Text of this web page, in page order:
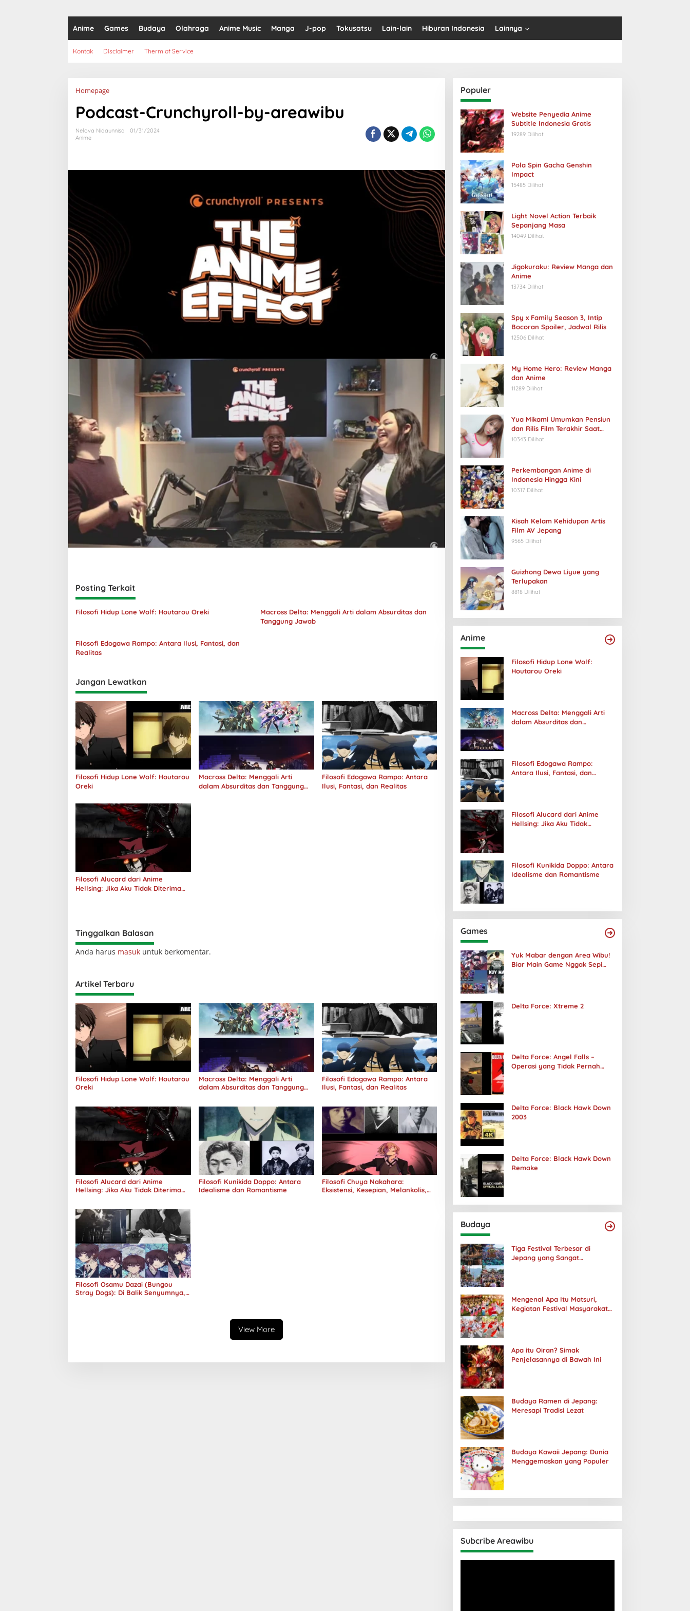
Anime Games Budaya Olahraga Anime Music Manga J-pop Tokusatsu Lain-lain Hiburan Indonesia Lainnya
Kontak Disclaimer Therm of Service
HomepageLampiran
Podcast-Crunchyroll-by-areawibu
Nelova Nidaunnisa
01/31/2024
Anime
Posting Terkait
Filosofi Hidup Lone Wolf: Houtarou Oreki
Macross Delta: Menggali Arti dalam Absurditas dan
Tanggung Jawab
Filosofi Edogawa Rampo: Antara Ilusi, Fantasi, dan
Realitas
Jangan Lewatkan
Filosofi Hidup Lone Wolf: Houtarou
Oreki
Macross Delta: Menggali Arti
dalam Absurditas dan Tanggung
Filosofi Edogawa Rampo: Antara
Ilusi, Fantasi, dan Realitas
Filosofi Alucard dari Anime
Hellsing: Jika Aku Tidak Diterima
Tinggalkan Balasan
Anda harus masuk untuk berkomentar.
Artikel Terbaru
Filosofi Hidup Lone Wolf: Houtarou
Oreki
Macross Delta: Menggali Arti
dalam Absurditas dan Tanggung
Filosofi Edogawa Rampo: Antara
Ilusi, Fantasi, dan Realitas
Filosofi Alucard dari Anime
Hellsing: Jika Aku Tidak Diterima
Filosofi Kunikida Doppo: Antara
Idealisme dan Romantisme
Filosofi Chuya Nakahara:
Eksistensi, Kesepian, Melankolis,
Filosofi Osamu Dazai (Bungou
Stray Dogs): Di Balik Senyumnya,
View More
Populer
Website Penyedia Anime
Subtitle Indonesia Gratis
19289 Dilihat
Pola Spin Gacha Genshin
Impact
15485 Dilihat
Light Novel Action Terbaik
Sepanjang Masa
14049 Dilihat
Jigokuraku: Review Manga dan
Anime
13734 Dilihat
Spy x Family Season 3, Intip
Bocoran Spoiler, Jadwal Rilis
12506 Dilihat
My Home Hero: Review Manga
dan Anime
11289 Dilihat
Yua Mikami Umumkan Pensiun
dan Rilis Film Terakhir Saat
Ulang Tahun
10343 Dilihat
Perkembangan Anime di
Indonesia Hingga Kini
10317 Dilihat
Kisah Kelam Kehidupan Artis
Film AV Jepang
9565 Dilihat
Guizhong Dewa Liyue yang
Terlupakan
8818 Dilihat
Anime
Filosofi Hidup Lone Wolf:
Houtarou Oreki
Macross Delta: Menggali Arti
dalam Absurditas dan
Filosofi Edogawa Rampo:
Antara Ilusi, Fantasi, dan
Filosofi Alucard dari Anime
Hellsing: Jika Aku Tidak
Filosofi Kunikida Doppo: Antara
Idealisme dan Romantisme
Games
Yuk Mabar dengan Area Wibu!
Biar Main Game Nggak Sepi
Delta Force: Xtreme 2
Delta Force: Angel Falls –
Operasi yang Tidak Pernah
Delta Force: Black Hawk Down
2003
Delta Force: Black Hawk Down
Remake
Budaya
Tiga Festival Terbesar di
Jepang yang Sangat
Mengenal Apa Itu Matsuri,
Kegiatan Festival Masyarakat
Apa itu Oiran? Simak
Penjelasannya di Bawah Ini
Budaya Ramen di Jepang:
Meresapi Tradisi Lezat
Budaya Kawaii Jepang: Dunia
Menggemaskan yang Populer
Subcribe Areawibu